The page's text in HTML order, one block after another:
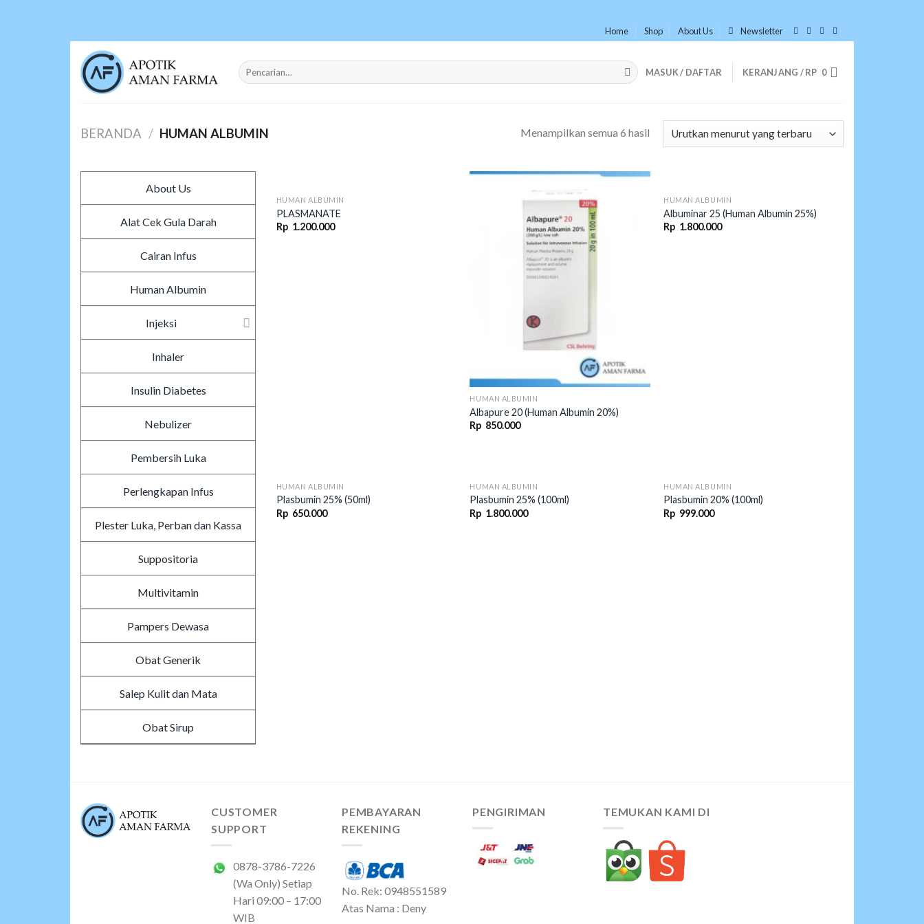
to
content
Home Shop About Us Newsletter
Pencarian
untuk:
MASUK / DAFTAR KERANJANG /RP 0
BERANDA / HUMAN ALBUMIN Menampilkan semua 6 hasil
About Us
Alat Cek Gula Darah
Cairan Infus
Human Albumin
Injeksi
Inhaler
Insulin Diabetes
Nebulizer
Pembersih Luka
Perlengkapan Infus
Plester Luka, Perban dan Kassa
Suppositoria
Multivitamin
Pampers Dewasa
Obat Generik
Salep Kulit dan Mata
Obat Sirup
HUMAN ALBUMIN
PLASMANATE
Rp 1.200.000
HUMAN ALBUMIN
Albapure 20 (Human Albumin 20%)
Rp 850.000
HUMAN ALBUMIN
Albuminar 25 (Human Albumin 25%)
Rp 1.800.000
HUMAN ALBUMIN
Plasbumin 25% (50ml)
Rp 650.000
HUMAN ALBUMIN
Plasbumin 25% (100ml)
Rp 1.800.000
HUMAN ALBUMIN
Plasbumin 20% (100ml)
Rp 999.000
CUSTOMER
SUPPORT
0878-3786-7226
(Wa Only) Setiap
Hari 09:00 – 17:00
WIB
PEMBAYARAN
REKENING
No. Rek: 0948551589
Atas Nama : Deny
PENGIRIMAN TEMUKAN KAMI DI